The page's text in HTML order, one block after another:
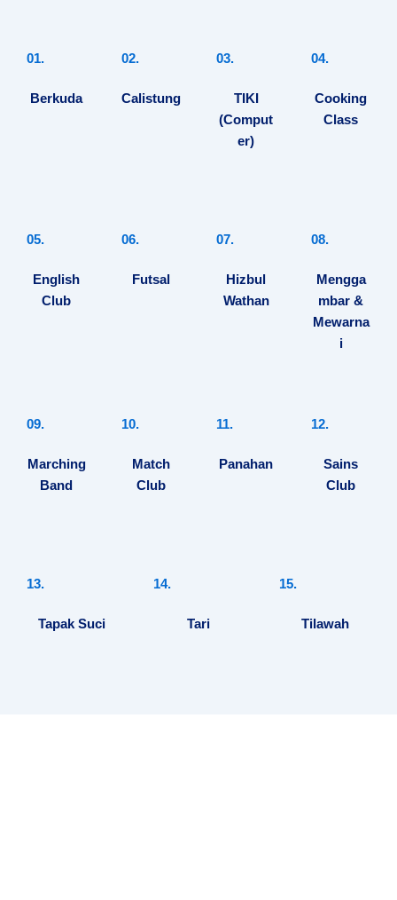
01.
Berkuda
02.
Calistung
03.
TIKI
(Comput
er)
04.
Cooking
Class
05.
English
Club
06.
Futsal
07.
Hizbul
Wathan
08.
Mengga
mbar &
Mewarna
i
09.
Marching
Band
10.
Match
Club
11.
Panahan
12.
Sains
Club
13.
Tapak Suci
14.
Tari
15.
Tilawah